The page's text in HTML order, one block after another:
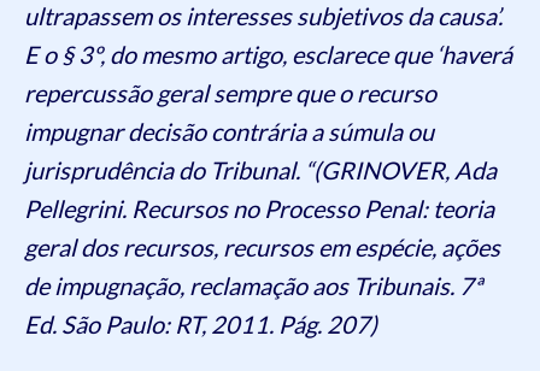
ultrapassem os interesses subjetivos da causa’.
E o § 3º, do mesmo artigo, esclarece que ‘haverá
repercussão geral sempre que o recurso
impugnar decisão contrária a súmula ou
jurisprudência do Tribunal. “(GRINOVER, Ada
Pellegrini. Recursos no Processo Penal: teoria
geral dos recursos, recursos em espécie, ações
de impugnação, reclamação aos Tribunais. 7ª
Ed. São Paulo: RT, 2011. Pág. 207)